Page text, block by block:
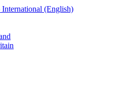
International (English)